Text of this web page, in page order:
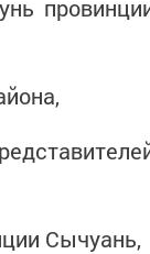
Сычуань,